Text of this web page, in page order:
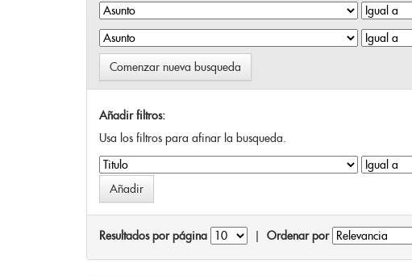
Comenzar nueva busqueda
Añadir filtros:
Usa los filtros para afinar la busqueda.
Resultados por página Ordenar por